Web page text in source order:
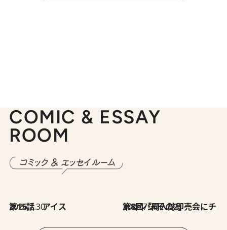
COMIC & ESSAY
ROOM
2026.7.30
第15話 アイス 2026.7.30
第8回「同人誌即売会にチャレンジ その2」